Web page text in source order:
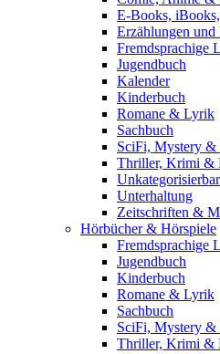
E-Books,
Erzählungen und
Fremdsprachige
Jugendbuch
Kalender
Kinderbuch
Romane & Lyrik
Sachbuch
SciFi, Mystery &
Thriller, Krimi &
Unkategorisierbar
Unterhaltung
Zeitschriften &
Hörbücher & Hörspiele
Fremdsprachige
Jugendbuch
Kinderbuch
Romane & Lyrik
Sachbuch
SciFi, Mystery &
Thriller, Krimi &